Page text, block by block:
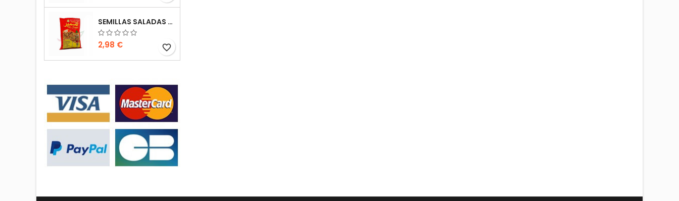
SEMILLAS SALADAS (TAMAÑO GRANDE) ALSAMIR 300G
2,98 € favorite_border